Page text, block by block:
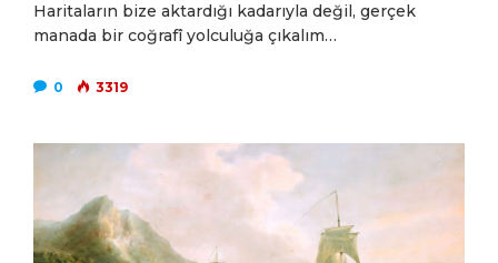
Haritaların bize aktardığı kadarıyla değil, gerçek
manada bir coğrafî yolculuğa çıkalım…
0 3319